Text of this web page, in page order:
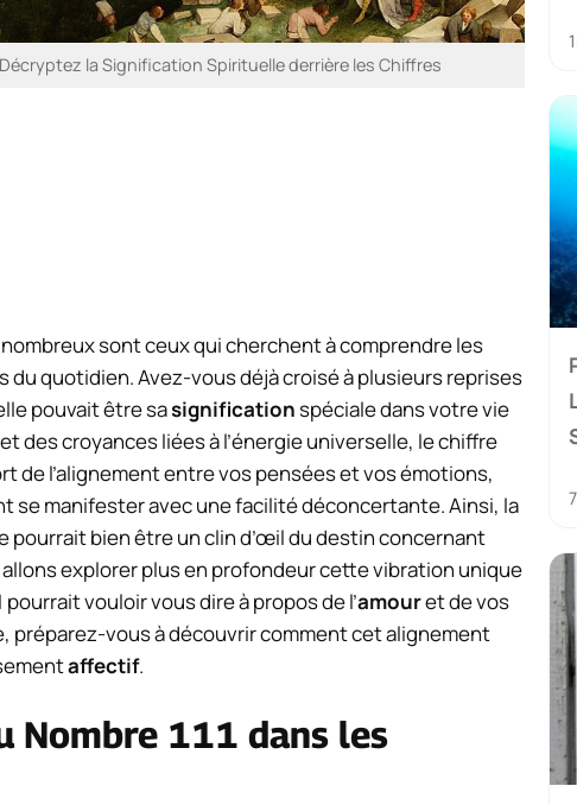
Décryptez la Signification Spirituelle derrière les Chiffres
sont ceux qui cherchent à comprendre les
du quotidien. Avez-vous déjà croisé à plusieurs reprises
pouvait être sasignificationspéciale dans votre vie
des croyances liées à l’énergie universelle, le chiffre
de l’alignement entre vos pensées et vos émotions,
se manifester avec une facilité déconcertante. Ainsi, la
bien être un clin d’œil du destin concernant
explorer plus en profondeur cette vibration unique
vouloir vous dire à propos de l’amouret de vos
préparez-vous à découvrir comment cet alignement
affectif.
Nombre 111 dans les